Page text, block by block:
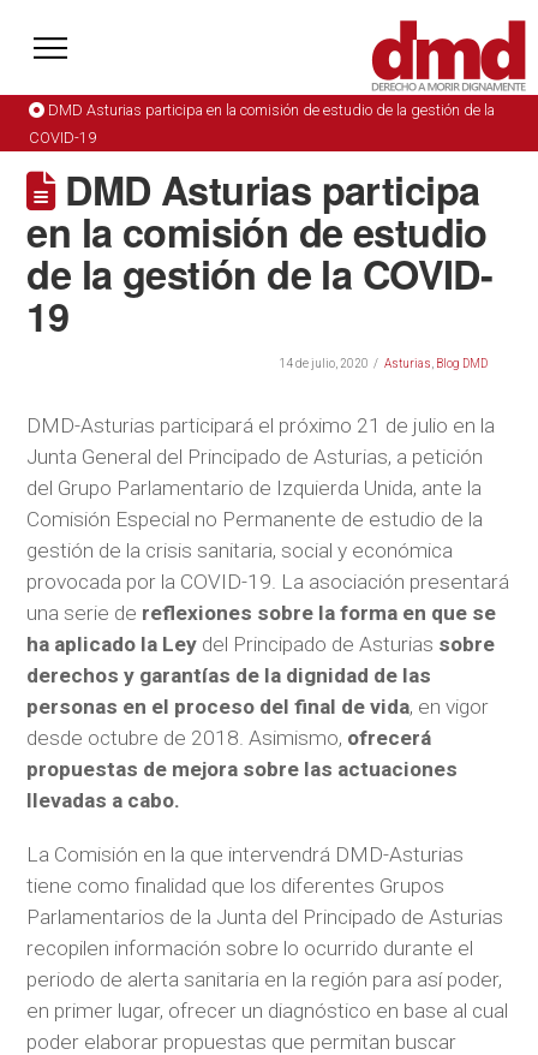
DMD Asturias participa en la comisión de estudio de la gestión de la
COVID-19
DMD Asturias participa
en la comisión de estudio
de la gestión de la COVID-
19
14 de julio, 2020 Asturias Blog DMD
DMD-Asturias participará el próximo 21 de julio en la
Junta General del Principado de Asturias, a petición
del Grupo Parlamentario de Izquierda Unida, ante la
Comisión Especial no Permanente de estudio de la
gestión de la crisis sanitaria, social y económica
provocada por la COVID-19. La asociación presentará
una serie de reflexiones sobre la forma en que se
ha aplicado la Ley del Principado de Asturias sobre
derechos y garantías de la dignidad de las
personas en el proceso del final de vida, en vigor
desde octubre de 2018. Asimismo, ofrecerá
propuestas de mejora sobre las actuaciones
llevadas a cabo.
La Comisión en la que intervendrá DMD-Asturias
tiene como finalidad que los diferentes Grupos
Parlamentarios de la Junta del Principado de Asturias
recopilen información sobre lo ocurrido durante el
periodo de alerta sanitaria en la región para así poder,
en primer lugar, ofrecer un diagnóstico en base al cual
poder elaborar propuestas que permitan buscar